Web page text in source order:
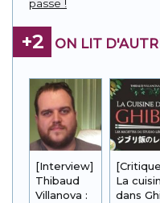
passe !
+2 ON LIT
[Interview]
Thibaud
Villanova :
La
dans